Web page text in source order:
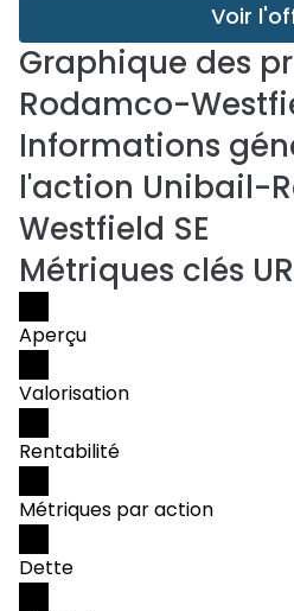
Voir
Graphique des
Rodamco-
Informations
l'action Unibail-
Westfield SE
Métriques clés
Aperçu
Valorisation
Rentabilité
Métriques par action
Dette